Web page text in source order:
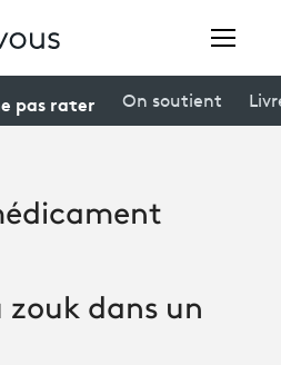
émission
pas rater On soutient
zouk dans un